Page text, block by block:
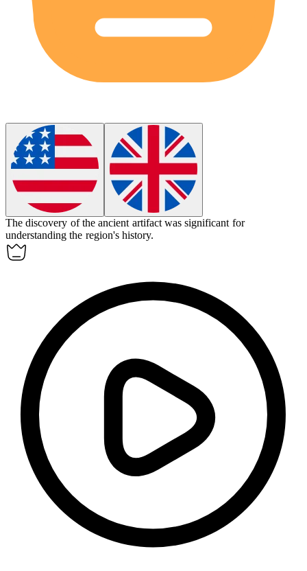
The discovery of the ancient artifact wassignificant for
understanding the region's history.